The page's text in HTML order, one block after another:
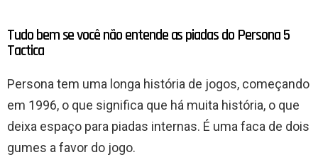
Tudo bem se você não entende as piadas do Persona 5
Tactica
Persona tem uma longa história de jogos, começando
em 1996, o que significa que há muita história, o que
deixa espaço para piadas internas. É uma faca de dois
gumes a favor do jogo.